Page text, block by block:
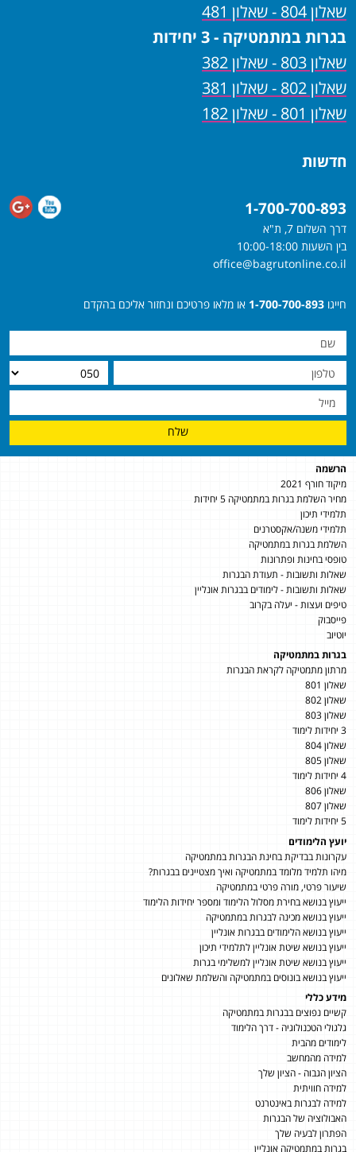
שאלון 804 - שאלון 481
בגרות במתמטיקה - 3 יחידות
שאלון 803 - שאלון 382
שאלון 802 - שאלון 381
שאלון 801 - שאלון 182
חדשות
1-700-700-893
דרך השלום 7, ת"א
בין השעות 10:00-18:00
office@bagrutonline.co.il
חייגו 1-700-700-893 או מלאו פרטיכם ונחזור אליכם בהקדם
שלח
הרשמה
מיקוד חורף 2021
מחיר השלמת בגרות במתמטיקה 5 יחידות
תלמידי תיכון
תלמידי משנה/אקסטרנים
השלמת בגרות במתמטיקה
טופסי בחינות ופתרונות
שאלות ותשובות - תעודת הבגרות
שאלות ותשובות - לימודים בבגרות אונליין
טיפים ועצות - יעלה בקרוב
פייסבוק
יוטיוב
בגרות במתמטיקה
מרתון מתמטיקה לקראת הבגרות
שאלון 801
שאלון 802
שאלון 803
3 יחידות לימוד
שאלון 804
שאלון 805
4 יחידות לימוד
שאלון 806
שאלון 807
5 יחידות לימוד
יועץ הלימודים
עקרונות בבדיקת בחינת הבגרות במתמטיקה
מיהו תלמיד מלומד במתמטיקה ואיך מצטיינים בבגרות?
שיעור פרטי, מורה פרטי במתמטיקה
ייעוץ בנושא בחירת מסלול הלימוד ומספר יחידות הלימוד
ייעוץ בנושא מכינה לבגרות במתמטיקה
ייעוץ בנושא הלימודים בבגרות אונליין
ייעוץ בנושא שיטת אונליין לתלמידי תיכון
ייעוץ בנושא שיטת אונליין למשלימי בגרות
ייעוץ בנושא בונוסים במתמטיקה והשלמת שאלונים
מידע כללי
קשיים נפוצים בבגרות במתמטיקה
גלגולי הטכנולוגיה - דרך הלימוד
לימודים מהבית
למידה מהמחשב
הציון הגבוה - הציון שלך
למידה חוויתית
למידה לבגרות באינטרנט
האבולוציה של הבגרות
הפתרון לבעיה שלך
בגרות במתמטיקה אונליין